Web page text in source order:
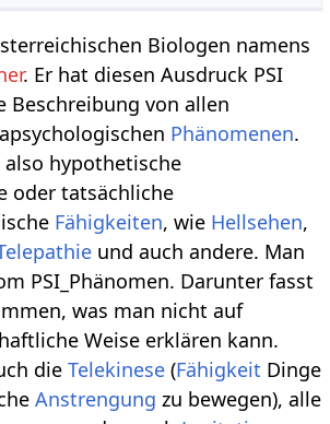
Biologen namens
. Er hat diesen Ausdruck PSI
Beschreibung von allen
Phänomenen.
also hypothetische
oder tatsächliche
Fähigkeiten, wie Hellsehen,
und auch andere. Man
PSI_Phänomen. Darunter fasst
was man nicht auf
Weise erklären kann.
dieTelekinese (Fähigkeit Dinge
Anstrengung zu bewegen), alle